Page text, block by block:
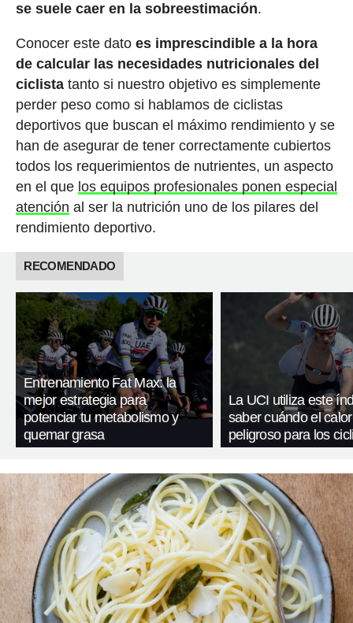
se suele caer en la sobreestimación.
Conocer este dato es imprescindible a la hora
de calcular las necesidades nutricionales del
ciclistatanto si nuestro objetivo es simplemente
perder peso como si hablamos de ciclistas
deportivos que buscan el máximo rendimiento y se
han de asegurar de tener correctamente cubiertos
todos los requerimientos de nutrientes, un aspecto
en el que los equipos profesionales ponen especial
atención al ser la nutrición uno de los pilares del
rendimiento deportivo.
RECOMENDADO
Entrenamiento Fat Max: la
mejor estrategia para
potenciar tu metabolismo y
quemar grasa
La UCI utiliza este
saber cuándo el
peligroso para los